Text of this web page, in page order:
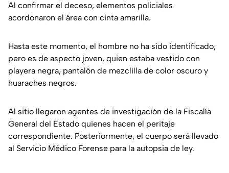
Al confirmar el deceso, elementos policiales
acordonaron el área con cinta amarilla.
Hasta este momento, el hombre no ha sido identificado,
pero es de aspecto joven, quien estaba vestido con
playera negra, pantalón de mezclilla de color oscuro y
huaraches negros.
Al sitio llegaron agentes de investigación de la Fiscalía
General del Estado quienes hacen el peritaje
correspondiente. Posteriormente, el cuerpo será llevado
al Servicio Médico Forense para la autopsia de ley.